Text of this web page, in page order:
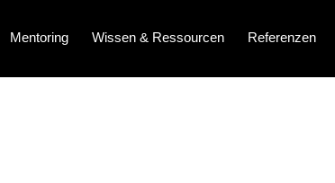
Mentoring Wissen & Ressourcen Referenzen